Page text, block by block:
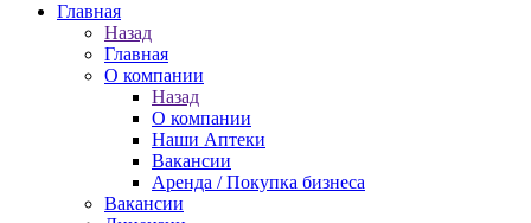
Главная
Назад
Главная
О компании
Назад
О компании
Наши Аптеки
Вакансии
Аренда / Покупка бизнеса
Вакансии